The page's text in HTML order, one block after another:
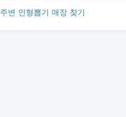
변 인형뽑기 매장 찾기